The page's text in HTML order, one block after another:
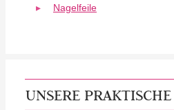
Nagelfeile
UNSERE